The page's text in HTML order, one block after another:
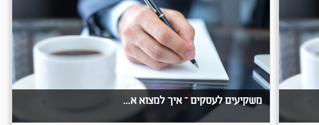
משקיעים לעסקים – איך למצוא א...